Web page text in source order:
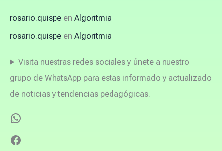
rosario.quispe en Algoritmia
rosario.quispe en Algoritmia
Visita nuestras redes sociales y únete a nuestro
grupo de WhatsApp para estas informado y actualizado
de noticias y tendencias pedagógicas.